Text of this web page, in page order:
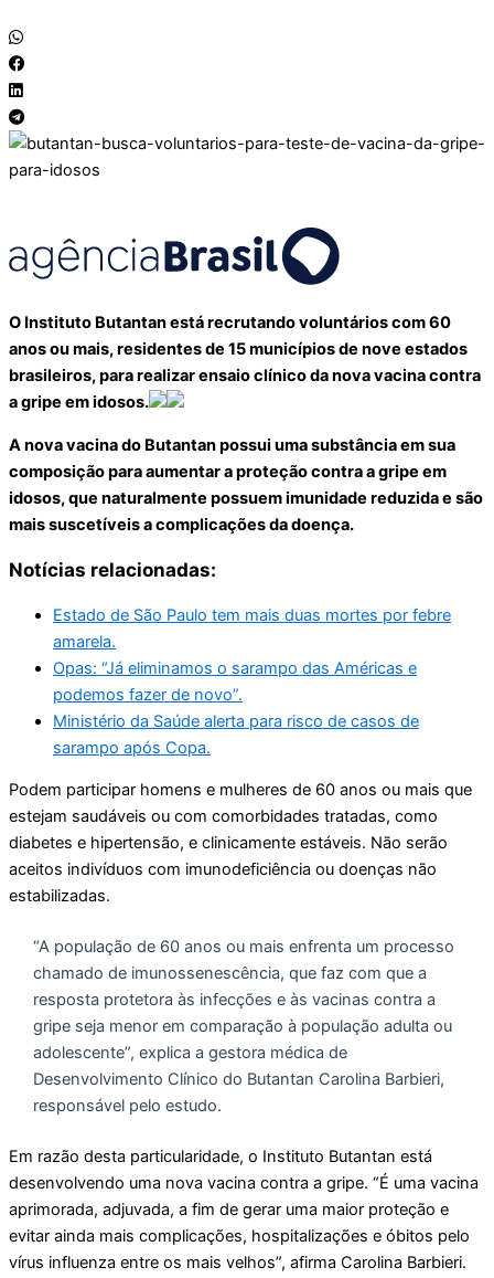
O Instituto Butantan está recrutando voluntários com 60
anos ou mais, residentes de 15 municípios de nove estados
brasileiros, para realizar ensaio clínico da nova vacina contra
a gripe em idosos.
A nova vacina do Butantan possui uma substância em sua
composição para aumentar a proteção contra a gripe em
idosos, que naturalmente possuem imunidade reduzida e são
mais suscetíveis a complicações da doença.
Notícias relacionadas:
Estado de São Paulo tem mais duas mortes por febre
amarela.
Opas: “Já eliminamos o sarampo das Américas e
podemos fazer de novo”.
Ministério da Saúde alerta para risco de casos de
sarampo após Copa.
Podem participar homens e mulheres de 60 anos ou mais que
estejam saudáveis ou com comorbidades tratadas, como
diabetes e hipertensão, e clinicamente estáveis. Não serão
aceitos indivíduos com imunodeficiência ou doenças não
estabilizadas.
“A população de 60 anos ou mais enfrenta um processo
chamado de imunossenescência, que faz com que a
resposta protetora às infecções e às vacinas contra a
gripe seja menor em comparação à população adulta ou
adolescente”, explica a gestora médica de
Desenvolvimento Clínico do Butantan Carolina Barbieri,
responsável pelo estudo.
Em razão desta particularidade, o Instituto Butantan está
desenvolvendo uma nova vacina contra a gripe. “É uma vacina
aprimorada, adjuvada, a fim de gerar uma maior proteção e
evitar ainda mais complicações, hospitalizações e óbitos pelo
vírus influenza entre os mais velhos”, afirma Carolina Barbieri.